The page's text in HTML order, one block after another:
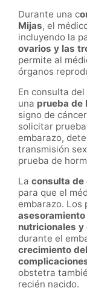
Durante una c
Mijas, el
incluyendo la
ovarios y las
permite al
órganos
En consulta
una prueba de
signo de
solicitar
embarazo,
transmisión
prueba de
La consulta
para que el
embarazo. Los
a
nutricionales y
durante el
crecimiento
obstetra
recién nacido.